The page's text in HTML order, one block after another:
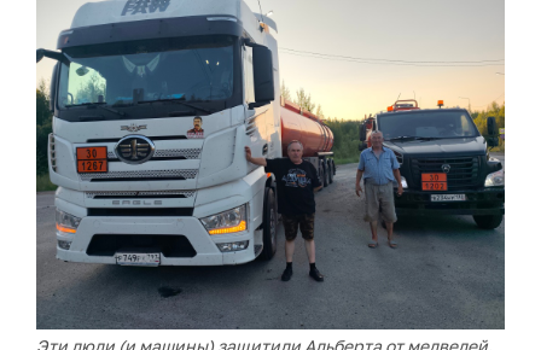
Эти люди (и машины) защитили Альберта от медведей.